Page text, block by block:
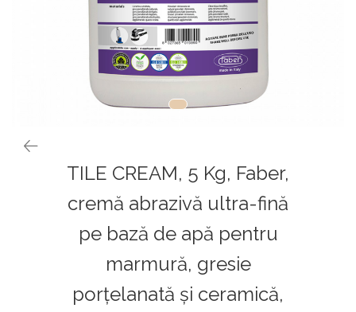
TILE CREAM, 5 Kg, Faber,
cremă abrazivă ultra-fină
pe bază de apă pentru
marmură, gresie
porțelanată și ceramică,